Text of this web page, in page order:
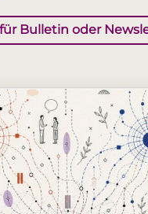
Bulletin oder